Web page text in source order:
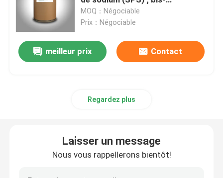
Produits chimiques pour le placage du cuivre
Produits chimiques pour le nickelage
Intermédiaires chimiques
(sulfopropyle sodique)-disulficle
MOQ：Négociable
Prix：Négociable
meilleur prix Contact
Regardez plus
Laisser un message
Nous vous rappellerons bientôt!